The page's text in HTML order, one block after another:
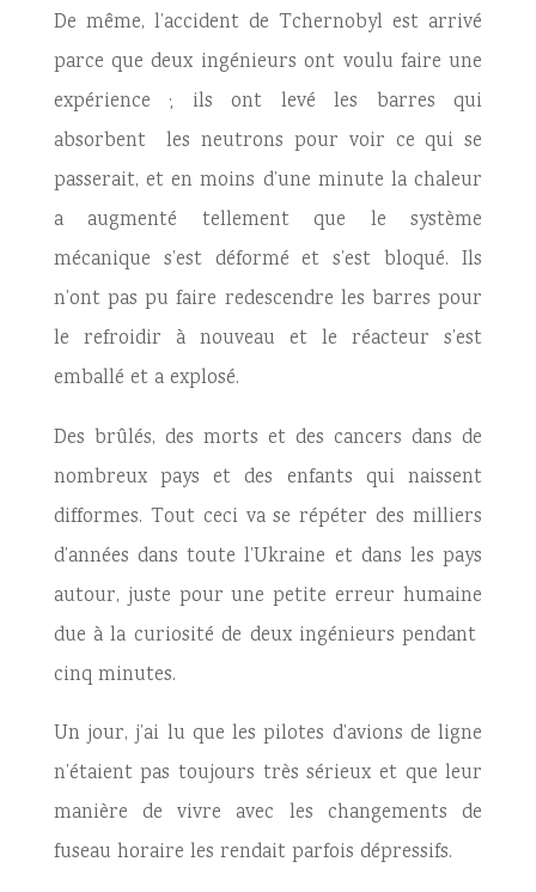
De même, l’accident de Tchernobyl est arrivé
parce que deux ingénieurs ont voulu faire une
expérience ; ils ont levé les barres qui
absorbent les neutrons pour voir ce qui se
passerait, et en moins d’une minute la chaleur
a augmenté tellement que le système
mécanique s’est déformé et s’est bloqué. Ils
n’ont pas pu faire redescendre les barres pour
le refroidir à nouveau et le réacteur s’est
emballé et a explosé.
Des brûlés, des morts et des cancers dans de
nombreux pays et des enfants qui naissent
difformes. Tout ceci va se répéter des milliers
d’années dans toute l’Ukraine et dans les pays
autour, juste pour une petite erreur humaine
due à la curiosité de deux ingénieurs pendant
cinq minutes.
Un jour, j’ai lu que les pilotes d’avions de ligne
n’étaient pas toujours très sérieux et que leur
manière de vivre avec les changements de
fuseau horaire les rendait parfois dépressifs.